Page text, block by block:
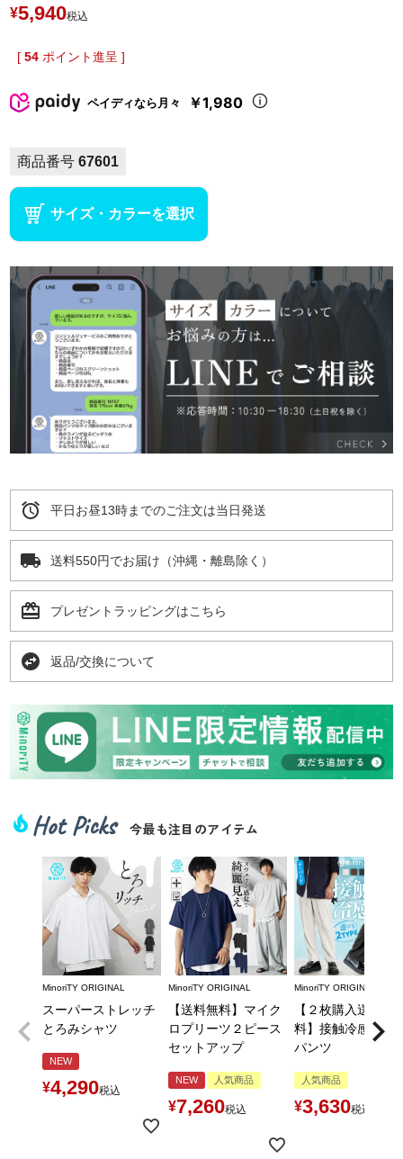
¥5,940税込
[ 54 ポイント進呈 ]
ペイディなら月々 ￥1,980
商品番号 67601
サイズ・カラーを選択
alarm 平日お昼13時までのご注文は当日発送
local_shipping 送料550円でお届け（沖縄・離島除く）
card_giftcard プレゼントラッピングはこちら
swap_horizontal_circle 返品/交換について
local_fire_department Hot Picks 今最も注目のアイテム
MinoriTY ORIGINAL
スーパーストレッチ
とろみシャツ
NEW
¥4,290税込
MinoriTY ORIGINAL
【送料無料】マイク
ロプリーツ２ピース
セットアップ
NEW 人気商品
¥7,260税込
MinoriTY ORIGINAL
【２枚購入送料無
料】接触冷感とろ
パンツ
人気商品
¥3,630税込